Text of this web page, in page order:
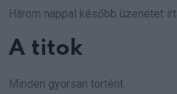
Három nappal később üzenetet
A titok
Minden gyorsan történt.